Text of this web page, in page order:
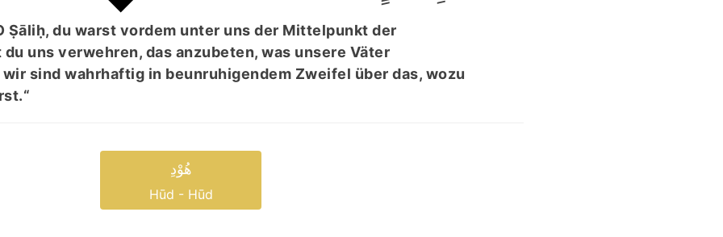
Ṣāliḥ, du warst vordem unter uns der Mittelpunkt der
uns verwehren, das anzubeten, was unsere Väter
sind wahrhaftig in beunruhigendem Zweifel über das, wozu
ھُوْدِ
Hūd - Hūd